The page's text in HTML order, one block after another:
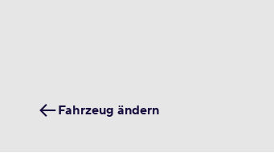
Fahrzeug ändern